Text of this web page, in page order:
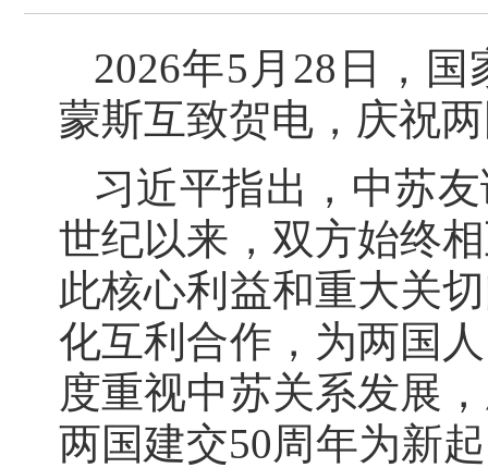
2026年5月28日，
蒙斯互致贺电，庆祝
习近平指出，中苏
世纪以来，双方始终
此核心利益和重大关
化互利合作，为两国
度重视中苏关系发展
两国建交50周年为新